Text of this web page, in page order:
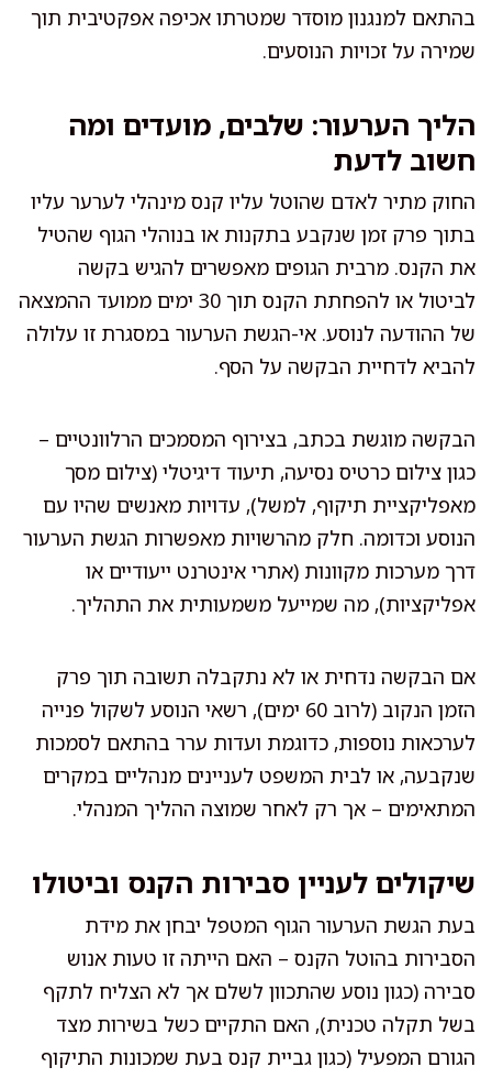
בהתאם למנגנון מוסדר שמטרתו אכיפה אפקטיבית תוך
שמירה על זכויות הנוסעים.
הליך הערעור: שלבים, מועדים ומה
חשוב לדעת
החוק מתיר לאדם שהוטל עליו קנס מינהלי לערער עליו
בתוך פרק זמן שנקבע בתקנות או בנוהלי הגוף שהטיל
את הקנס. מרבית הגופים מאפשרים להגיש בקשה
לביטול או להפחתת הקנס תוך 30 ימים ממועד ההמצאה
של ההודעה לנוסע. אי-הגשת הערעור במסגרת זו עלולה
להביא לדחיית הבקשה על הסף.
הבקשה מוגשת בכתב, בצירוף המסמכים הרלוונטיים –
כגון צילום כרטיס נסיעה, תיעוד דיגיטלי (צילום מסך
מאפליקציית תיקוף, למשל), עדויות מאנשים שהיו עם
הנוסע וכדומה. חלק מהרשויות מאפשרות הגשת הערעור
דרך מערכות מקוונות (אתרי אינטרנט ייעודיים או
אפליקציות), מה שמייעל משמעותית את התהליך.
אם הבקשה נדחית או לא נתקבלה תשובה תוך פרק
הזמן הנקוב (לרוב 60 ימים), רשאי הנוסע לשקול פנייה
לערכאות נוספות, כדוגמת ועדות ערר בהתאם לסמכות
שנקבעה, או לבית המשפט לעניינים מנהליים במקרים
המתאימים – אך רק לאחר שמוצה ההליך המנהלי.
שיקולים לעניין סבירות הקנס וביטולו
בעת הגשת הערעור הגוף המטפל יבחן את מידת
הסבירות בהוטל הקנס – האם הייתה זו טעות אנוש
סבירה (כגון נוסע שהתכוון לשלם אך לא הצליח לתקף
בשל תקלה טכנית), האם התקיים כשל בשירות מצד
הגורם המפעיל (כגון גביית קנס בעת שמכונות התיקוף